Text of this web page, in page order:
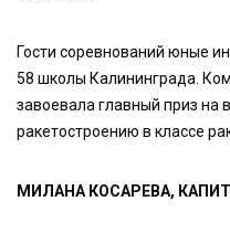
Гости соревнований юные
58 школы Калининграда.
завоевала главный приз на
ракетостроению в классе
МИЛАНА КОСАРЕВА,